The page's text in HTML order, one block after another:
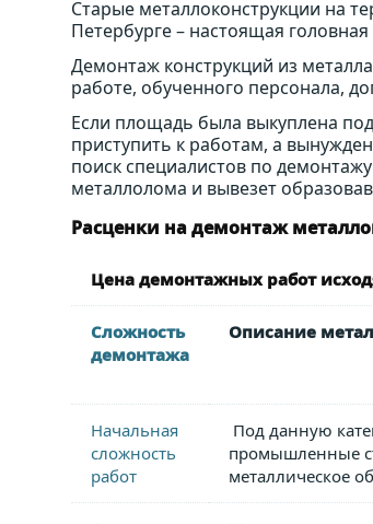
Старые металлоконструкции на
Петербурге – настоящая
Демонтаж конструкций из
работе, обученного персонала,
Если площадь была выкуплена
приступить к работам, а
поиск специалистов по
металлолома и вывезет
Расценки на демонтаж
Цена демонтажных работ
Сложность
демонтажа
Описание
Начальная
сложность
работ
Под данную
промышленные
металлическое